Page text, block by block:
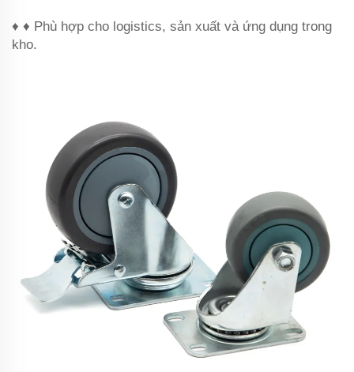
♦ ♦ Phù hợp cho logistics, sản xuất và ứng dụng trong
kho.